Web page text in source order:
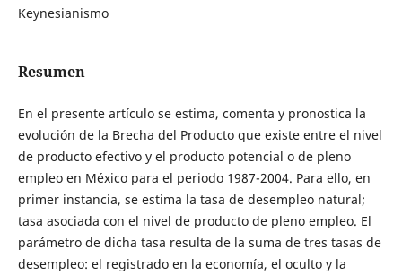
Keynesianismo
Resumen
En el presente artículo se estima, comenta y pronostica la
evolución de la Brecha del Producto que existe entre el nivel
de producto efectivo y el producto potencial o de pleno
empleo en México para el periodo 1987-2004. Para ello, en
primer instancia, se estima la tasa de desempleo natural;
tasa asociada con el nivel de producto de pleno empleo. El
parámetro de dicha tasa resulta de la suma de tres tasas de
desempleo: el registrado en la economía, el oculto y la